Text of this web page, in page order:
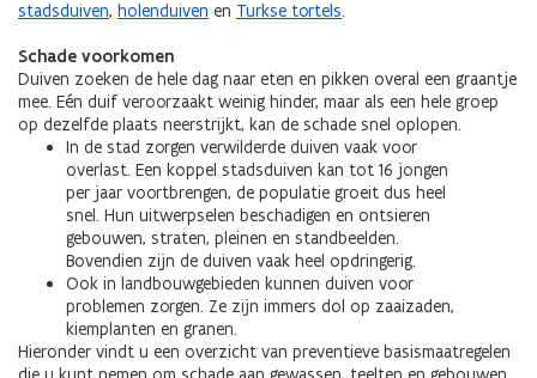
stadsduiven, holenduiven en Turkse tortels.
Schade voorkomen
Duiven zoeken de hele dag naar eten en pikken overal een graantje
mee. Eén duif veroorzaakt weinig hinder, maar als een hele groep
op dezelfde plaats neerstrijkt, kan de schade snel oplopen.
In de stad zorgen verwilderde duiven vaak voor
overlast. Een koppel stadsduiven kan tot 16 jongen
per jaar voortbrengen, de populatie groeit dus heel
snel. Hun uitwerpselen beschadigen en ontsieren
gebouwen, straten, pleinen en standbeelden.
Bovendien zijn de duiven vaak heel opdringerig.
Ook in landbouwgebieden kunnen duiven voor
problemen zorgen. Ze zijn immers dol op zaaizaden,
kiemplanten en granen.
Hieronder vindt u een overzicht van preventieve basismaatregelen